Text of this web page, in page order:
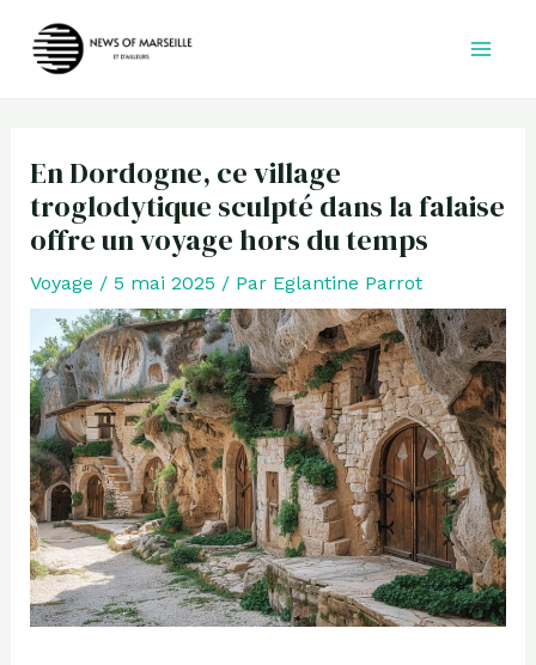
En Dordogne, ce village
troglodytique sculpté dans la falaise
offre un voyage hors du temps
Voyage / 5 mai 2025 / Par Eglantine Parrot